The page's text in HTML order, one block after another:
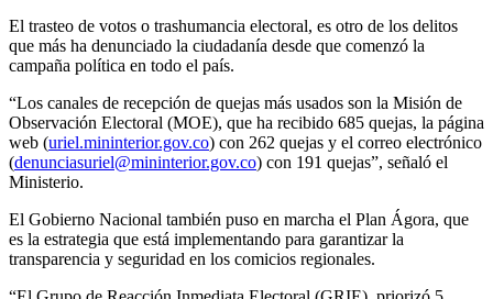
El trasteo de votos o trashumancia electoral, es otro de los delitos
que más ha denunciado la ciudadanía desde que comenzó la
campaña política en todo el país.
“Los canales de recepción de quejas más usados son la Misión de
Observación Electoral (MOE), que ha recibido 685 quejas, la página
web (uriel.mininterior.gov.co) con 262 quejas y el correo electrónico
(denunciasuriel@mininterior.gov.co) con 191 quejas”, señaló el
Ministerio.
El Gobierno Nacional también puso en marcha el Plan Ágora, que
es la estrategia que está implementando para garantizar la
transparencia y seguridad en los comicios regionales.